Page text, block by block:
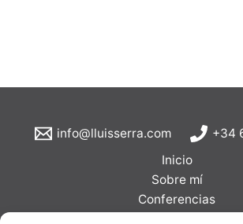
info@lluisserra.com
+34
Inicio
Sobre mí
Conferencias